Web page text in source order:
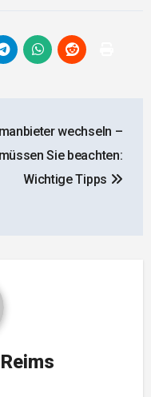
wechseln –
Sie beachten:
Wichtige Tipps